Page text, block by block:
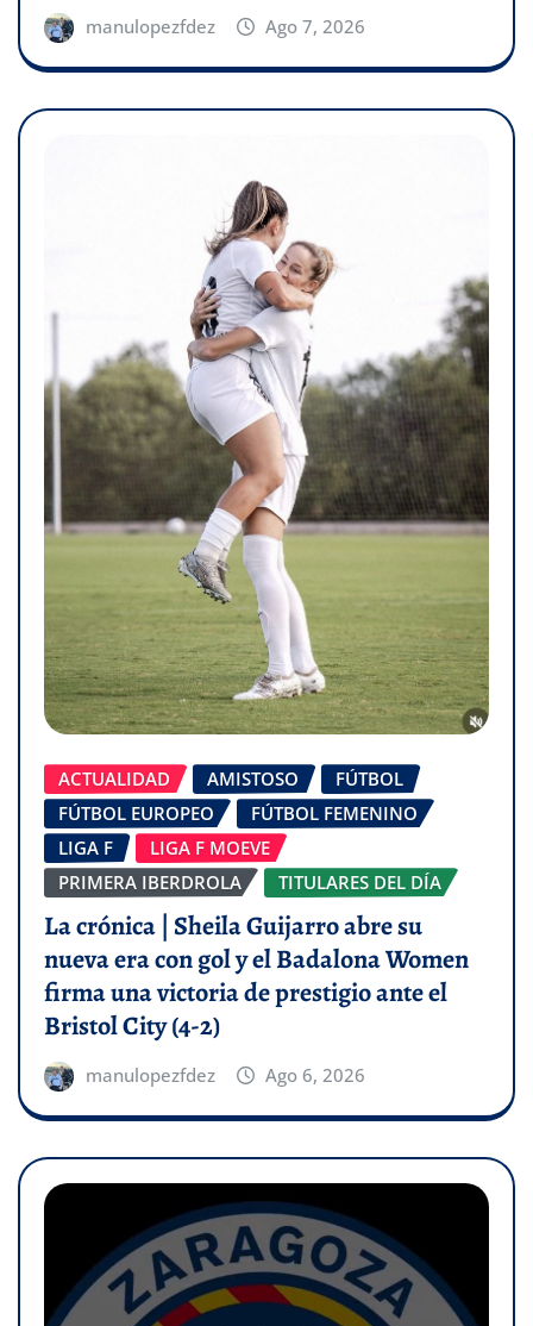
manulopezfdez Ago 7, 2026
ACTUALIDAD AMISTOSO
FÚTBOL
FÚTBOL EUROPEO
FÚTBOL FEMENINO
LIGA F
LIGA F MOEVE
PRIMERA IBERDROLA
TITULARES DEL DÍA
La crónica | Sheila Guijarro abre su
nueva era con gol y el Badalona Women
firma una victoria de prestigio ante el
Bristol City (4-2)
manulopezfdez Ago 6, 2026